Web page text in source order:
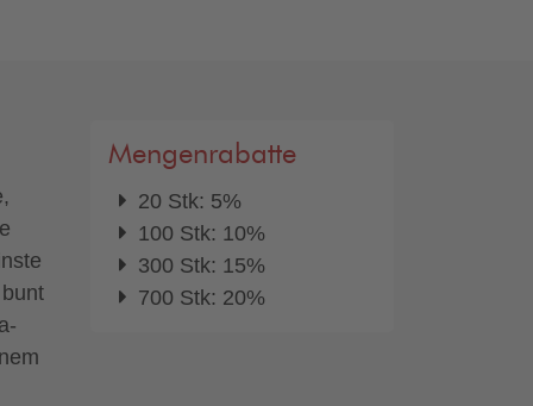
Mengenrabatte
20 Stk: 5%
100 Stk: 10%
300 Stk: 15%
700 Stk: 20%